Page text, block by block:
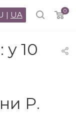
0
| UA
10
Р.